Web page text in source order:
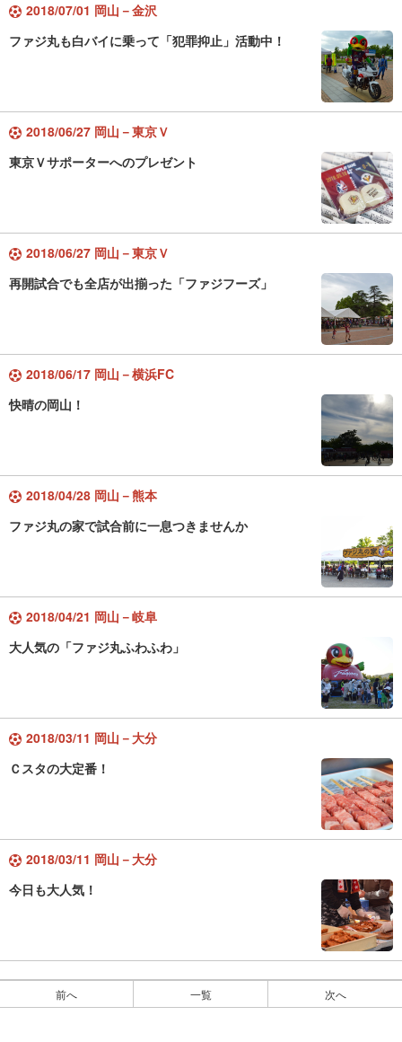
2018/07/01 岡山－金沢
ファジ丸も白バイに乗って「犯罪抑止」活動中！
2018/06/27 岡山－東京Ｖ
東京Ｖサポーターへのプレゼント
2018/06/27 岡山－東京Ｖ
再開試合でも全店が出揃った「ファジフーズ」
2018/06/17 岡山－横浜FC
快晴の岡山！
2018/04/28 岡山－熊本
ファジ丸の家で試合前に一息つきませんか
2018/04/21 岡山－岐阜
大人気の「ファジ丸ふわふわ」
2018/03/11 岡山－大分
Ｃスタの大定番！
2018/03/11 岡山－大分
今日も大人気！
前へ 一覧 次へ